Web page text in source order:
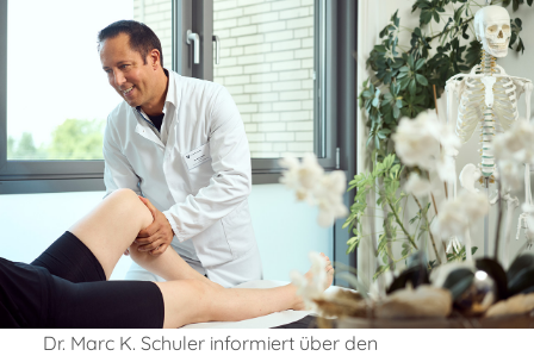
Dr. Marc K. Schuler informiert über den